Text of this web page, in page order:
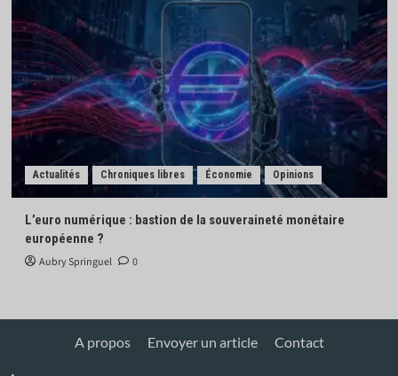
Actualités Chroniques libres Économie Opinions
L’euro numérique : bastion de la souveraineté monétaire
européenne ?
Aubry Springuel 0
A propos Envoyer un article Contact